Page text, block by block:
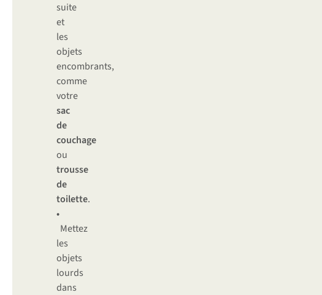
suite
et
les
objets
encombrants,
comme
votre
sac
de
couchage
ou
trousse
de
toilette.
•
Mettez
les
objets
lourds
dans